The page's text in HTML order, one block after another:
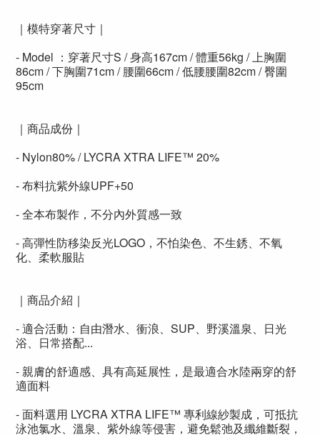
｜模特穿著尺寸｜
- Model ：穿著尺寸S / 身高167cm / 體重56kg / 上胸圍
86cm / 下胸圍71cm / 腰圍66cm / 低腰腰圍82cm / 臀圍
95cm
｜商品成份｜
- Nylon80% / LYCRA XTRA LIFE™ 20%
- 布料抗紫外線UPF+50
- 全本布製作，不分內外質感一致
- 高彈性防移染反光LOGO，不怕染色、不生銹、不氧
化、柔軟服貼
｜商品介紹｜
- 適合活動：自由潛水、衝浪、SUP、野溪溫泉、日光
浴、日常搭配...
- 親膚的舒適感、具有高延展性，是最適合水陸兩穿的舒
適面料
- 面料選用 LYCRA XTRA LIFE™ 專利線紗製成，可抵抗
泳池氯水、溫泉、紫外線等侵害，避免鬆弛及纖維斷裂，